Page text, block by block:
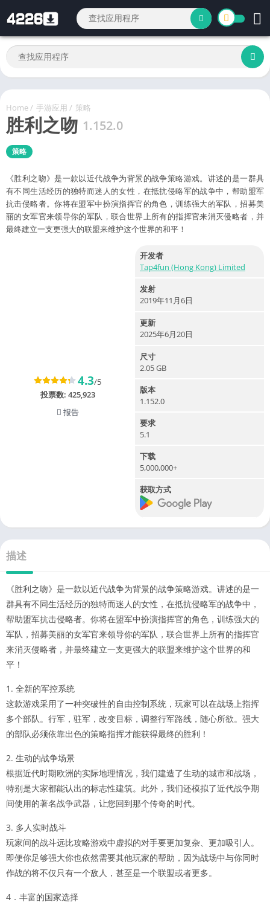
Home/ 手游应用 / 策略
胜利之吻 1.152.0
策略
《胜利之吻》是一款以近代战争为背景的战争策略游戏。讲述的是一群具
有不同生活经历的独特而迷人的女性，在抵抗侵略军的战争中，帮助盟军
抗击侵略者。你将在盟军中扮演指挥官的角色，训练强大的军队，招募美
丽的女军官来领导你的军队，联合世界上所有的指挥官来消灭侵略者，并
最终建立一支更强大的联盟来维护这个世界的和平！
4.3/5
投票数: 425,923
报告
开发者
Tap4fun (Hong Kong) Limited
发射
2019年11月6日
更新
2025年6月20日
尺寸
2.05 GB
版本
1.152.0
要求
5.1
下载
5,000,000+
获取方式
描述
《胜利之吻》是一款以近代战争为背景的战争策略游戏。讲述的是一
群具有不同生活经历的独特而迷人的女性，在抵抗侵略军的战争中，
帮助盟军抗击侵略者。你将在盟军中扮演指挥官的角色，训练强大的
军队，招募美丽的女军官来领导你的军队，联合世界上所有的指挥官
来消灭侵略者，并最终建立一支更强大的联盟来维护这个世界的和
平！
1. 全新的军控系统
这款游戏采用了一种突破性的自由控制系统，玩家可以在战场上指挥
多个部队。行军，驻军，改变目标，调整行军路线，随心所欲。强大
的部队必须依靠出色的策略指挥才能获得最终的胜利！
2. 生动的战争场景
根据近代时期欧洲的实际地理情况，我们建造了生动的城市和战场，
特别是大家都能认出的标志性建筑。此外，我们还模拟了近代战争期
间使用的著名战争武器，让您回到那个传奇的时代。
3. 多人实时战斗
玩家间的战斗远比攻略游戏中虚拟的对手要更加复杂、更加吸引人。
即便你足够强大你也依然需要其他玩家的帮助，因为战场中与你同时
作战的将不仅只有一个敌人，甚至是一个联盟或者更多。
4．丰富的国家选择